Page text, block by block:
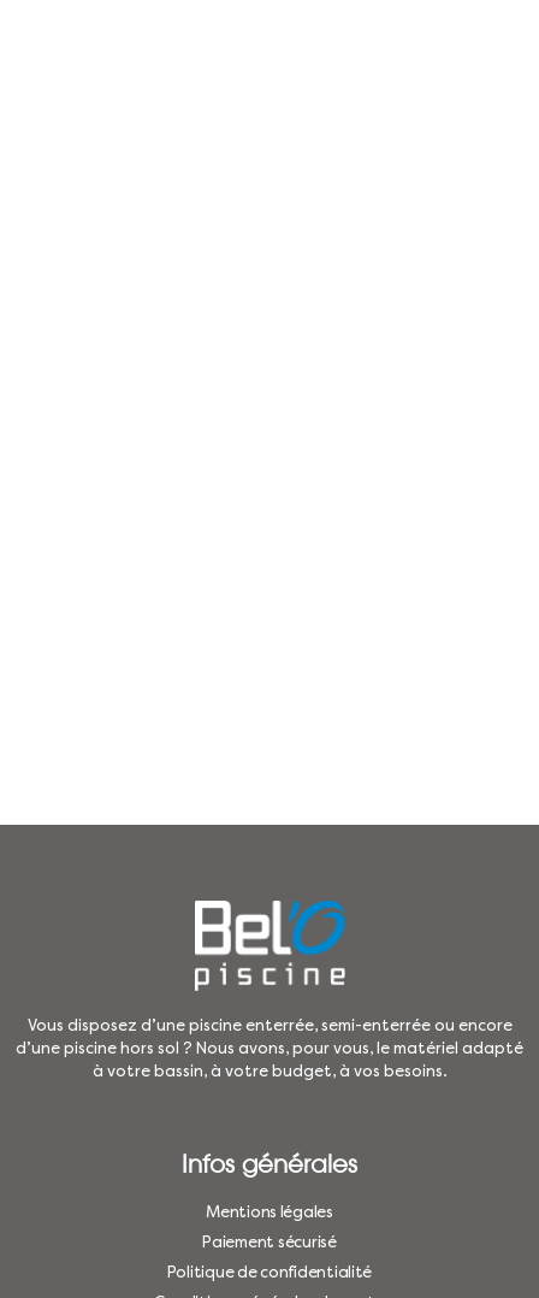
Vous disposez d’une piscine enterrée, semi-enterrée ou encore
d’une piscine hors sol ? Nous avons, pour vous, le matériel adapté
à votre bassin, à votre budget, à vos besoins.
Infos générales
Mentions légales
Paiement sécurisé
Politique de confidentialité